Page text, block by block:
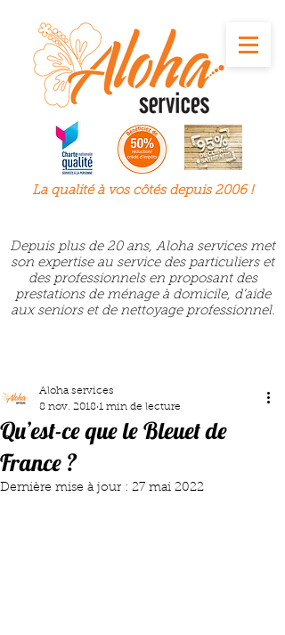
La qualité à voscôtés depuis 2006 !
Depuis plus de 20 ans, Aloha services met
son expertise au service des particuliers et
des professionnels en proposant des
prestations de ménage à domicile, d’aide
aux seniors et de nettoyage professionnel.
Qu’est-ce que le Bleuet de
France ?
Aloha services
8 nov. 2018 1 min de lecture
Dernière mise à jour : 27 mai 2022